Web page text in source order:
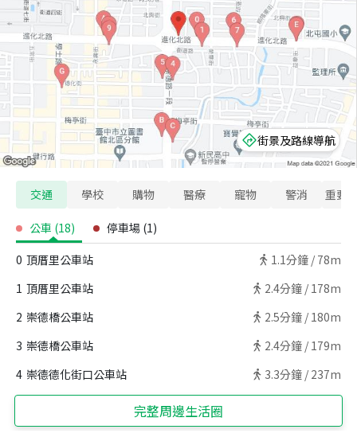
街景及路線導航
交通 學校 購物 醫療 寵物 警消 重要
公車 (18) 停車場 (1)
0 頂厝里公車站 1.1分鐘 / 78m
1 頂厝里公車站 2.4分鐘 / 178m
2 崇德橋公車站 2.5分鐘 / 180m
3 崇德橋公車站 2.4分鐘 / 179m
4 崇德德化街口公車站 3.3分鐘 / 237m
完整周邊生活圈